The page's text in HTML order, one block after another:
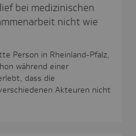
bei medizinischen
nicht wie
Person in Rheinland-Pfalz,
während einer
dass die
Akteuren nicht